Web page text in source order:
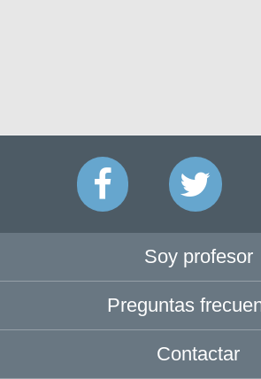
Soy profesor
Preguntas
Contactar